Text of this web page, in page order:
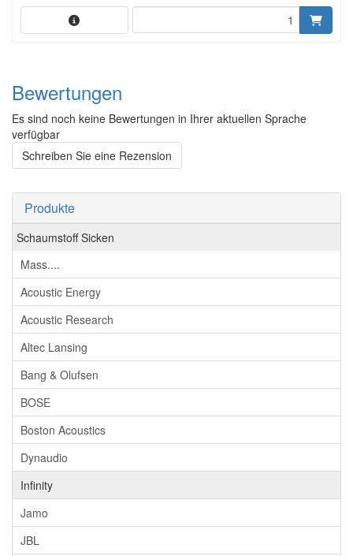
Produkte
Schaumstoff Sicken
Mass....
Acoustic Energy
Acoustic Research
Altec Lansing
Bang & Olufsen
BOSE
Boston Acoustics
Dynaudio
Infinity
Jamo
JBL
Bewertungen
Es sind noch keine Bewertungen in Ihrer aktuellen Sprache
verfügbar
Schreiben Sie eine Rezension